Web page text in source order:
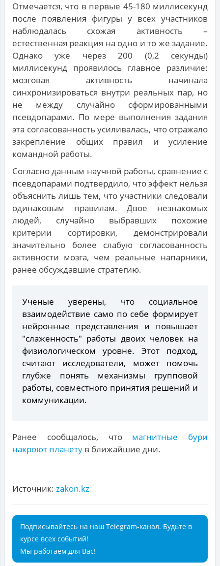
Отмечается, что в первые 45-180 миллисекунд
после появления фигуры у всех участников
наблюдалась схожая активность –
естественная реакция на одно и то же задание.
Однако уже через 200 (0,2 секунды)
миллисекунд проявилось главное различие:
мозговая активность начинала
синхронизироваться внутри реальных пар, но
не между случайно сформированными
псевдопарами. По мере выполнения задания
эта согласованность усиливалась, что отражало
закрепление общих правил и усиление
командной работы.
Согласно данным научной работы, сравнение с
псевдопарами подтвердило, что эффект нельзя
объяснить лишь тем, что участники следовали
одинаковым правилам. Двое незнакомых
людей, случайно выбравших похожие
критерии сортировки, демонстрировали
значительно более слабую согласованность
активности мозга, чем реальные напарники,
ранее обсуждавшие стратегию.
Ученые уверены, что социальное
взаимодействие само по себе формирует
нейронные представления и повышает
"слаженность" работы двоих человек на
физиологическом уровне. Этот подход,
считают исследователи, может помочь
глубже понять механизмы групповой
работы, совместного принятия решений и
коммуникации.
Ранее сообщалось, что магнитные бури
накроют планету в ближайшие дни.
Источник: zakon.kz
Подписывайтесь на наш Telegram-канал. Будьте в
курсе всех событий!
Мы работаем для Вас!